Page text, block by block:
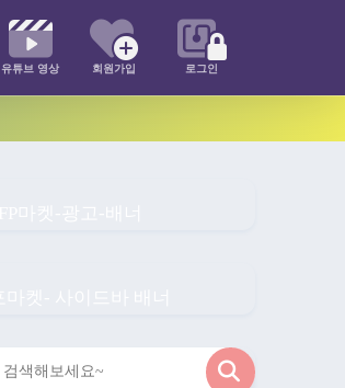
유튜브 영상 회원가입 로그인
검